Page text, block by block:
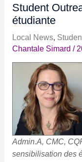
Student
étudiante
Local News,
Chantale Simard /
Admin.A, CMC,
sensibilisation des